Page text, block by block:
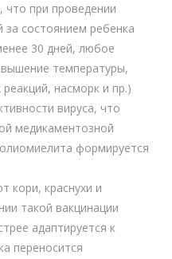
при проведении
за состоянием ребенка
30 дней, любое
температуры,
насморк и пр.)
вируса, что
медикаментозной
формируется
кори, краснухи и
такой вакцинации
адаптируется к
переносится